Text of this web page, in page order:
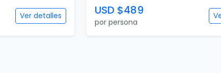
Ver detalles USD $489
por persona